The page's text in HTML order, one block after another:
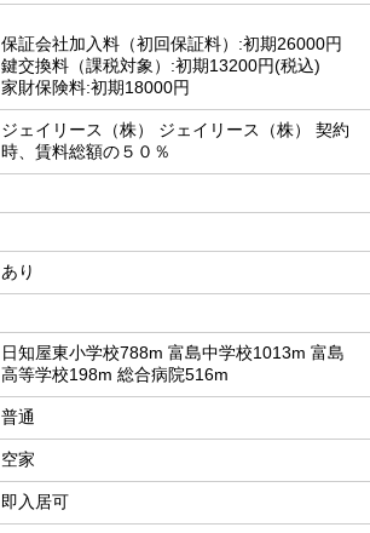
保証会社加入料（初回保証料）:初期26000円
鍵交換料（課税対象）:初期13200円(税込)
家財保険料:初期18000円
ジェイリース（株） ジェイリース（株） 契約
時、賃料総額の５０％
あり
日知屋東小学校788m 富島中学校1013m 富島
高等学校198m 総合病院516m
普通
空家
即入居可